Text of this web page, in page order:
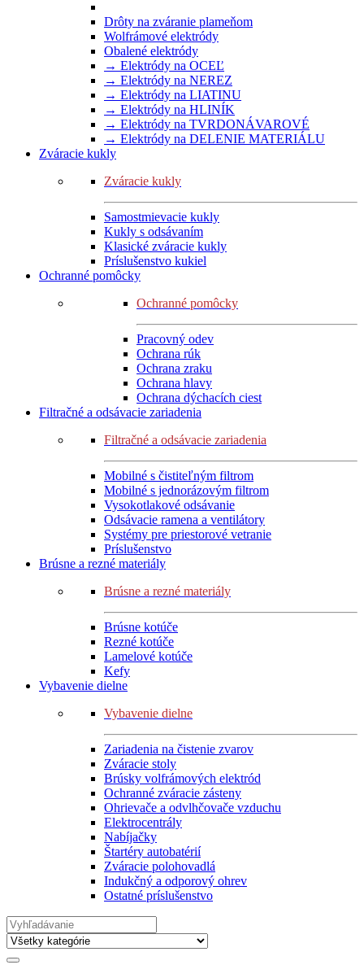
Drôty na zváranie plameňom
Wolfrámové elektródy
Obalené elektródy
→ Elektródy na OCEĽ
→ Elektródy na NEREZ
→ Elektródy na LIATINU
→ Elektródy na HLINÍK
→ Elektródy na TVRDONÁVAROVÉ
→ Elektródy na DELENIE MATERIÁLU
Zváracie kukly
Zváracie kukly
Samostmievacie kukly
Kukly s odsávaním
Klasické zváracie kukly
Príslušenstvo kukiel
Ochranné pomôcky
Ochranné pomôcky
Pracovný odev
Ochrana rúk
Ochrana zraku
Ochrana hlavy
Ochrana dýchacích ciest
Filtračné a odsávacie zariadenia
Filtračné a odsávacie zariadenia
Mobilné s čistiteľným filtrom
Mobilné s jednorázovým filtrom
Vysokotlakové odsávanie
Odsávacie ramena a ventilátory
Systémy pre priestorové vetranie
Príslušenstvo
Brúsne a rezné materiály
Brúsne a rezné materiály
Brúsne kotúče
Rezné kotúče
Lamelové kotúče
Kefy
Vybavenie dielne
Vybavenie dielne
Zariadenia na čistenie zvarov
Zváracie stoly
Brúsky volfrámových elektród
Ochranné zváracie zásteny
Ohrievače a odvlhčovače vzduchu
Elektrocentrály
Nabíjačky
Štartéry autobatérií
Zváracie polohovadlá
Indukčný a odporový ohrev
Ostatné príslušenstvo
Search
for: